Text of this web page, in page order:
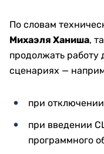
По словам
Михаэля Ханиша,
продолжать работу
сценариях —
при
при введении
программного